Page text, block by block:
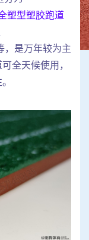
塑型塑胶跑道
，是万年较为主
全天候使用，